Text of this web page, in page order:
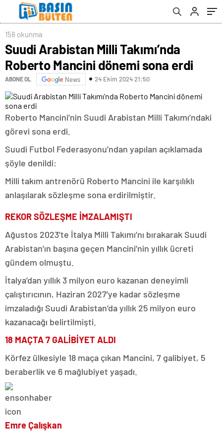
158 okunma
Suudi Arabistan Milli Takımı’nda
Roberto Mancini dönemi sona erdi
ABONE OL News 24 Ekim 2024 21:50
Roberto Mancini’nin Suudi Arabistan Milli Takımı’ndaki
görevi sona erdi.
Suudi Futbol Federasyonu’ndan yapılan açıklamada
şöyle denildi:
Milli takım antrenörü Roberto Mancini ile karşılıklı
anlaşılarak sözleşme sona erdirilmiştir.
REKOR SÖZLEŞME İMZALAMIŞTI
Ağustos 2023’te İtalya Milli Takımı’nı bırakarak Suudi
Arabistan’ın başına geçen Mancini’nin yıllık ücreti
gündem olmuştu.
İtalya’dan yıllık 3 milyon euro kazanan deneyimli
çalıştırıcının, Haziran 2027’ye kadar sözleşme
imzaladığı Suudi Arabistan’da yıllık 25 milyon euro
kazanacağı belirtilmişti.
18 MAÇTA 7 GALİBİYET ALDI
Körfez ülkesiyle 18 maça çıkan Mancini, 7 galibiyet, 5
beraberlik ve 6 mağlubiyet yaşadı.
Emre Çalışkan